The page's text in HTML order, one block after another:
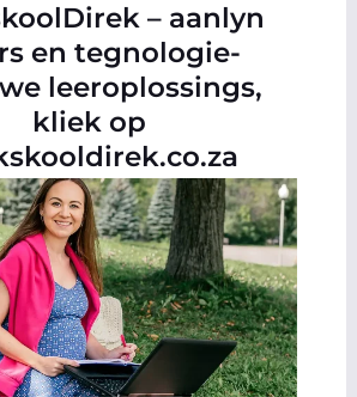
– aanlyn
en tegnologie-
leeroplossings,
kliek op